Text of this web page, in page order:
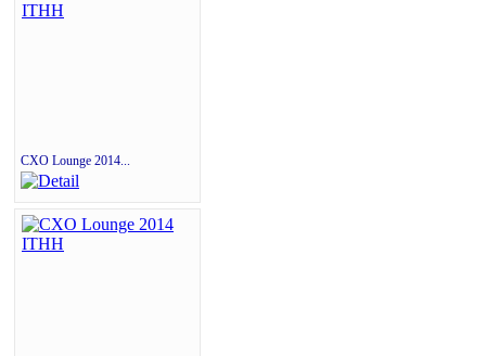
CXO Lounge 2014...